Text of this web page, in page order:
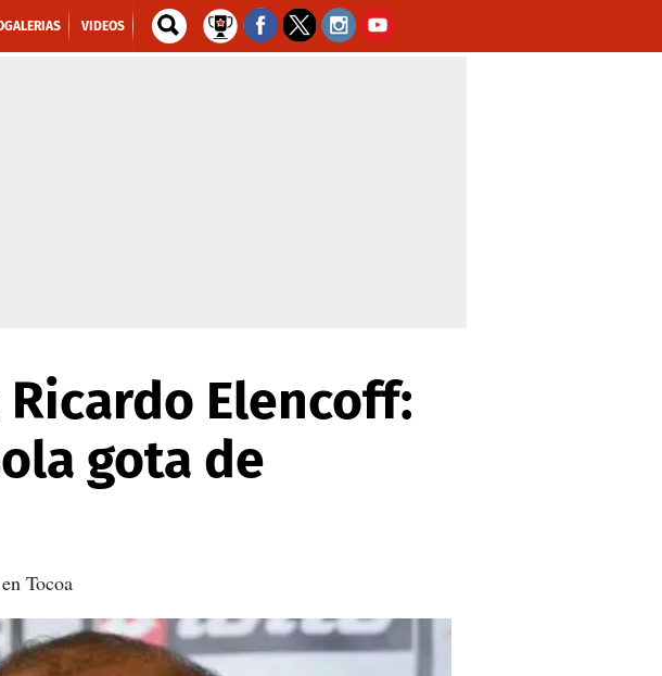
VIDEOS
Elencoff:
gota de
Tocoa